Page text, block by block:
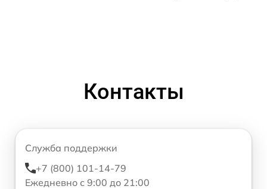
Контакты
Служба поддержки
+7 (800) 101-14-79
Ежедневно с 9:00 до 21:00